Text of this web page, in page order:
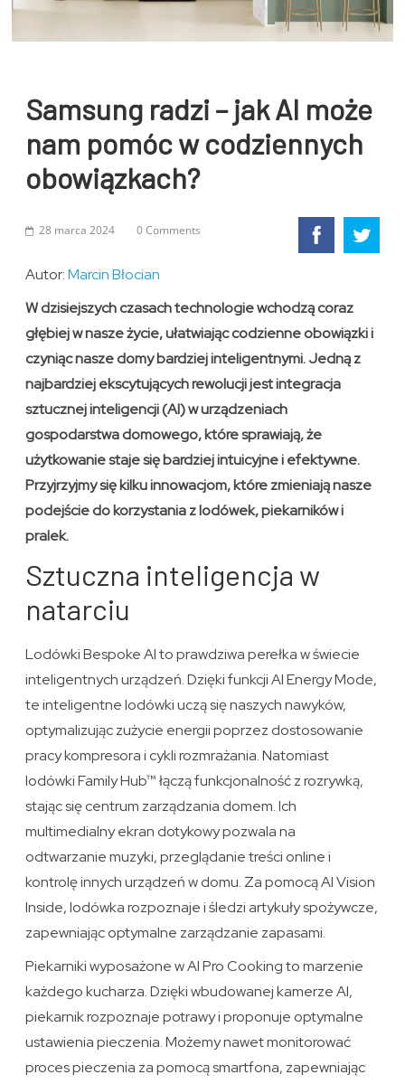
Samsung radzi – jak AI może
nam pomóc w codziennych
obowiązkach?
28 marca 2024 0 Comments
Autor:Marcin Błocian
W dzisiejszych czasach technologie wchodzą coraz
głębiej w nasze życie, ułatwiając codzienne obowiązki i
czyniąc nasze domy bardziej inteligentnymi. Jedną z
najbardziej ekscytujących rewolucji jest integracja
sztucznej inteligencji (AI) w urządzeniach
gospodarstwa domowego, które sprawiają, że
użytkowanie staje się bardziej intuicyjne i efektywne.
Przyjrzyjmy się kilku innowacjom, które zmieniają nasze
podejście do korzystania z lodówek, piekarników i
pralek.
Sztuczna inteligencja w
natarciu
Lodówki Bespoke AI to prawdziwa perełka w świecie
inteligentnych urządzeń. Dzięki funkcji AI Energy Mode,
te inteligentne lodówki uczą się naszych nawyków,
optymalizując zużycie energii poprzez dostosowanie
pracy kompresora i cykli rozmrażania. Natomiast
lodówki Family Hub™ łączą funkcjonalność z rozrywką,
stając się centrum zarządzania domem. Ich
multimedialny ekran dotykowy pozwala na
odtwarzanie muzyki, przeglądanie treści online i
kontrolę innych urządzeń w domu. Za pomocą AI Vision
Inside, lodówka rozpoznaje i śledzi artykuły spożywcze,
zapewniając optymalne zarządzanie zapasami.
Piekarniki wyposażone w AI Pro Cooking to marzenie
każdego kucharza. Dzięki wbudowanej kamerze AI,
piekarnik rozpoznaje potrawy i proponuje optymalne
ustawienia pieczenia. Możemy nawet monitorować
proces pieczenia za pomocą smartfona, zapewniając